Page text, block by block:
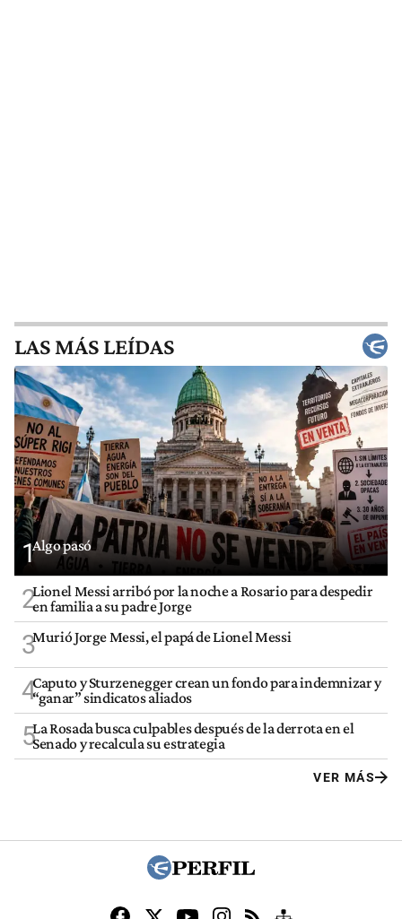
LAS MÁS LEÍDAS
1Algo pasó
2Lionel Messi arribó por la noche a Rosario para despedir
en familia a su padre Jorge
3Murió Jorge Messi, el papá de Lionel Messi
4Caputo y Sturzenegger crean un fondo para indemnizar y
“ganar” sindicatos aliados
5La Rosada busca culpables después de la derrota en el
Senado y recalcula su estrategia
VER MÁS